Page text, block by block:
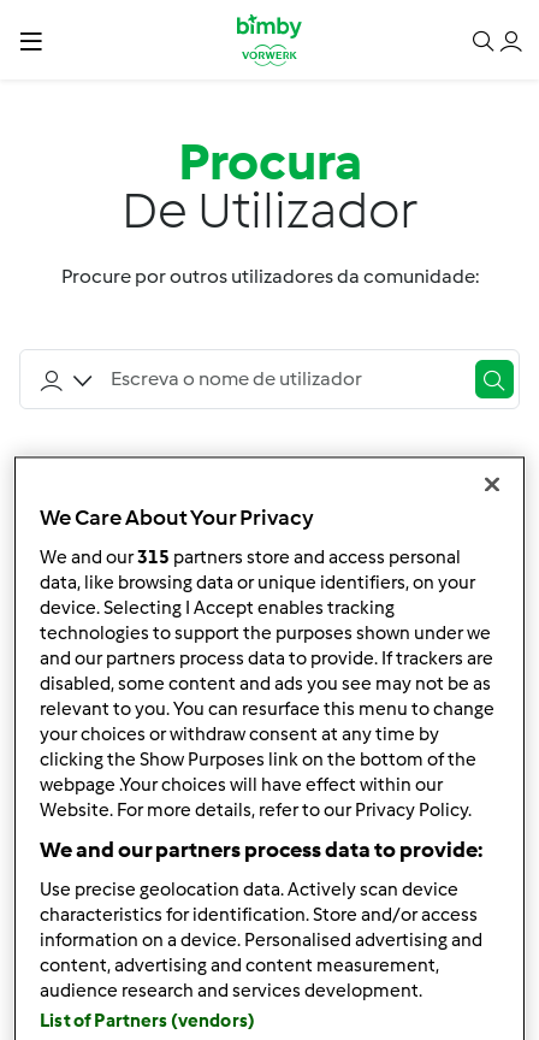
Procura
De Utilizador
Procure por outros utilizadores da comunidade:
Utilizador
Utilizadores encontrados:19118
1000N
Enviar mensagem
Seguir
100xwyxwy
Enviar mensagem
Seguir
106385
Enviar mensagem
Seguir
10abril72
Enviar mensagem
We Care About Your Privacy
We and our315 partners store and access personal
data, like browsing data or unique identifiers, on your
device. Selecting I Accept enables tracking
technologies to support the purposes shown under we
and our partners process data to provide. If trackers are
disabled, some content and ads you see may not be as
relevant to you. You can resurface this menu to change
your choices or withdraw consent at any time by
clicking the Show Purposes link on the bottom of the
webpage .Your choices will have effect within our
Website. For more details, refer to our Privacy Policy.
We and our partners process data to provide:
Use precise geolocation data. Actively scan device
characteristics for identification. Store and/or access
information on a device. Personalised advertising and
content, advertising and content measurement,
audience research and services development.
List of Partners (vendors)